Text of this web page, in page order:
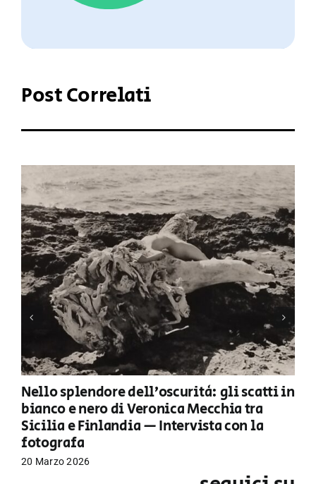
Post Correlati
Nello splendore dell’oscurità: gli scatti in
bianco e nero di Veronica Mecchia tra
Sicilia e Finlandia — Intervista con la
fotografa
20 Marzo 2026